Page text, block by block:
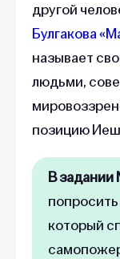
другой
Булгакова
называет
людьми,
позицию
В
который